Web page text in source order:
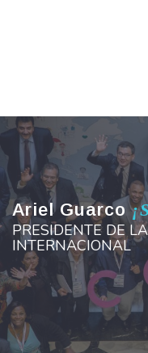
Ariel Guarco
PRESIDENTE DE
INTERNACIONAL